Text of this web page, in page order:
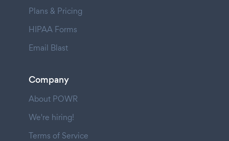
Plans & Pricing
HIPAA Forms
Email Blast
Company
About POWR
We're hiring!
Terms of Service